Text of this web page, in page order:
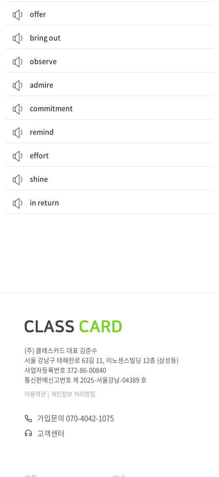
offer
bring out
observe
admire
commitment
remind
effort
shine
in return
(주) 클래스카드 대표 김준수
서울 강남구 테헤란로 63길 11, 이노센스빌딩 12층 (삼성동)
사업자등록번호 372-86-00840
통신판매신고번호 제 2025-서울강남-04389 호
이용약관 | 개인정보 처리방침
가입문의 070-4042-1075
고객센터